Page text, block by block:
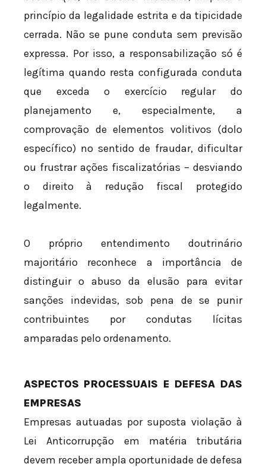
princípio da legalidade estrita e da tipicidade
cerrada. Não se pune conduta sem previsão
expressa. Por isso, a responsabilização só é
legítima quando resta configurada conduta
que exceda o exercício regular do
planejamento e, especialmente, a
comprovação de elementos volitivos (dolo
específico) no sentido de fraudar, dificultar
ou frustrar ações fiscalizatórias – desviando
o direito à redução fiscal protegido
legalmente.
O próprio entendimento doutrinário
majoritário reconhece a importância de
distinguir o abuso da elusão para evitar
sanções indevidas, sob pena de se punir
contribuintes por condutas lícitas
amparadas pelo ordenamento.
ASPECTOS PROCESSUAIS E DEFESA DAS
EMPRESAS
Empresas autuadas por suposta violação à
Lei Anticorrupção em matéria tributária
devem receber ampla oportunidade de defesa